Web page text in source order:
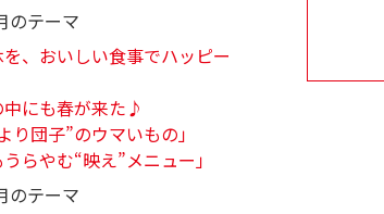
のテーマ
を、おいしい食事でハッピー
中にも春が来た♪
り団子”のウマいもの」
うらやむ“映え”メニュー」
のテーマ